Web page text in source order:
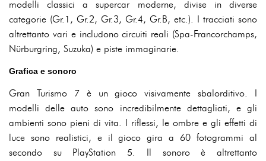
modelli classici a supercar moderne, divise in diverse
categorie (Gr.1, Gr.2, Gr.3, Gr.4, Gr.B, etc.). I tracciati sono
altrettanto vari e includono circuiti reali (Spa-Francorchamps,
Nürburgring, Suzuka) e piste immaginarie.
Grafica e sonoro
Gran Turismo 7 è un gioco visivamente sbalorditivo. I
modelli delle auto sono incredibilmente dettagliati, e gli
ambienti sono pieni di vita. I riflessi, le ombre e gli effetti di
luce sono realistici, e il gioco gira a 60 fotogrammi al
secondo su PlayStation 5. Il sonoro è altrettanto